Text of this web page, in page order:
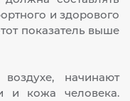
и здорового
показатель выше
начинают
и кожа человека.